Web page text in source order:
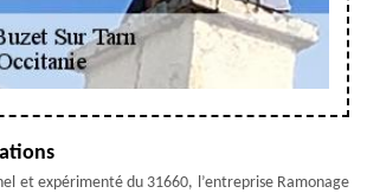
et expérimenté du 31660, l’entreprise Ramonage